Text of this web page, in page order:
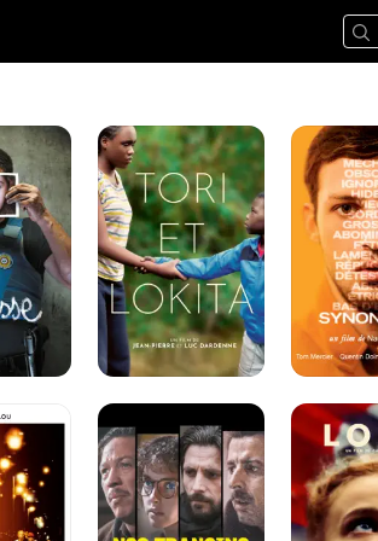
Tori
et
Lokita
Synonymes
Nos
frangins
Lore